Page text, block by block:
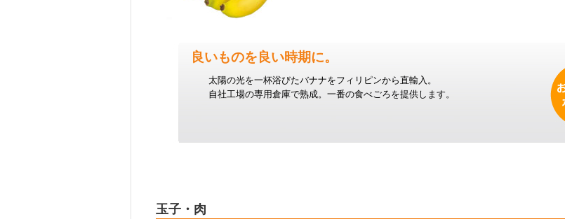
良いものを良い時期に。
太陽の光を一杯浴びたバナナをフィリピンから直輸入。
自社工場の専用倉庫で熟成。一番の食べごろを提供します。
玉子・肉